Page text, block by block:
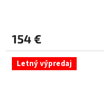
154 €
Letný výpredaj